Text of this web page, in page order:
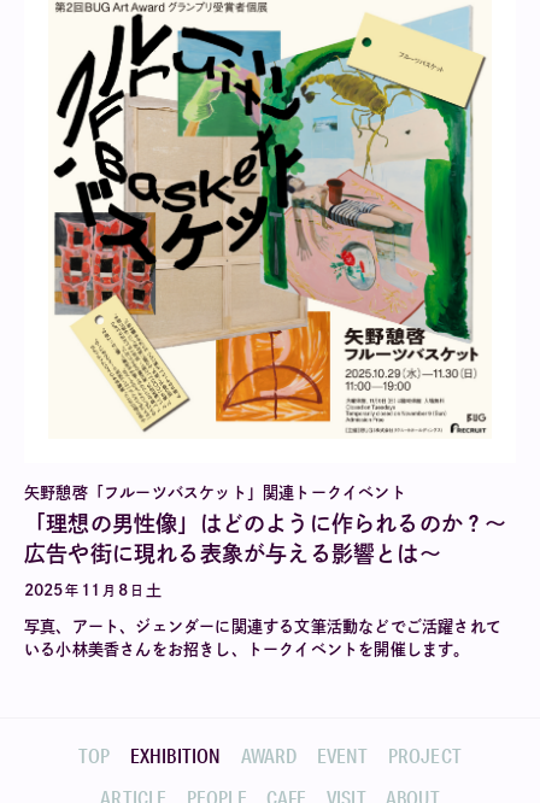
矢野憩啓「フルーツバスケット」関連トークイベント
「理想の男性像」はどのように作られるのか？〜
広告や街に現れる表象が与える影響とは〜
2025年 11 月 8 日 土
写真、アート、ジェンダーに関連する文筆活動などでご活躍されて
いる小林美香さんをお招きし、トークイベントを開催します。
TOP EXHIBITION AWARD EVENT
PROJECT
ARTICLE
PEOPLE CAFE VISIT ABOUT